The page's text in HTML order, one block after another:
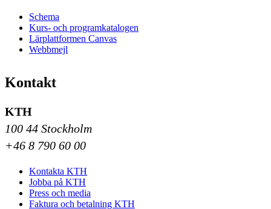
Schema
Kurs- och programkatalogen
Lärplattformen Canvas
Webbmejl
Kontakt
KTH
100 44 Stockholm
+46 8 790 60 00
Kontakta KTH
Jobba på KTH
Press och media
Faktura och betalning KTH